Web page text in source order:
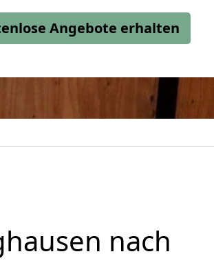
Angebote erhalten
nach